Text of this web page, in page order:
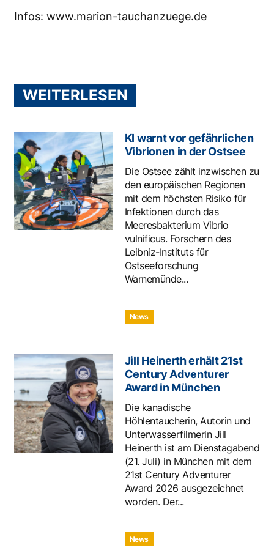
Infos: www.marion-tauchanzuege.de
WEITERLESEN
KI warnt vor gefährlichen
Vibrionen in der Ostsee
Die Ostsee zählt inzwischen zu
den europäischen Regionen
mit dem höchsten Risiko für
Infektionen durch das
Meeresbakterium Vibrio
vulnificus. Forschern des
Leibniz-Instituts für
Ostseeforschung
Warnemünde...
News
Jill Heinerth erhält 21st
Century Adventurer
Award in München
Die kanadische
Höhlentaucherin, Autorin und
Unterwasserfilmerin Jill
Heinerth ist am Dienstagabend
(21. Juli) in München mit dem
21st Century Adventurer
Award 2026 ausgezeichnet
worden. Der...
News